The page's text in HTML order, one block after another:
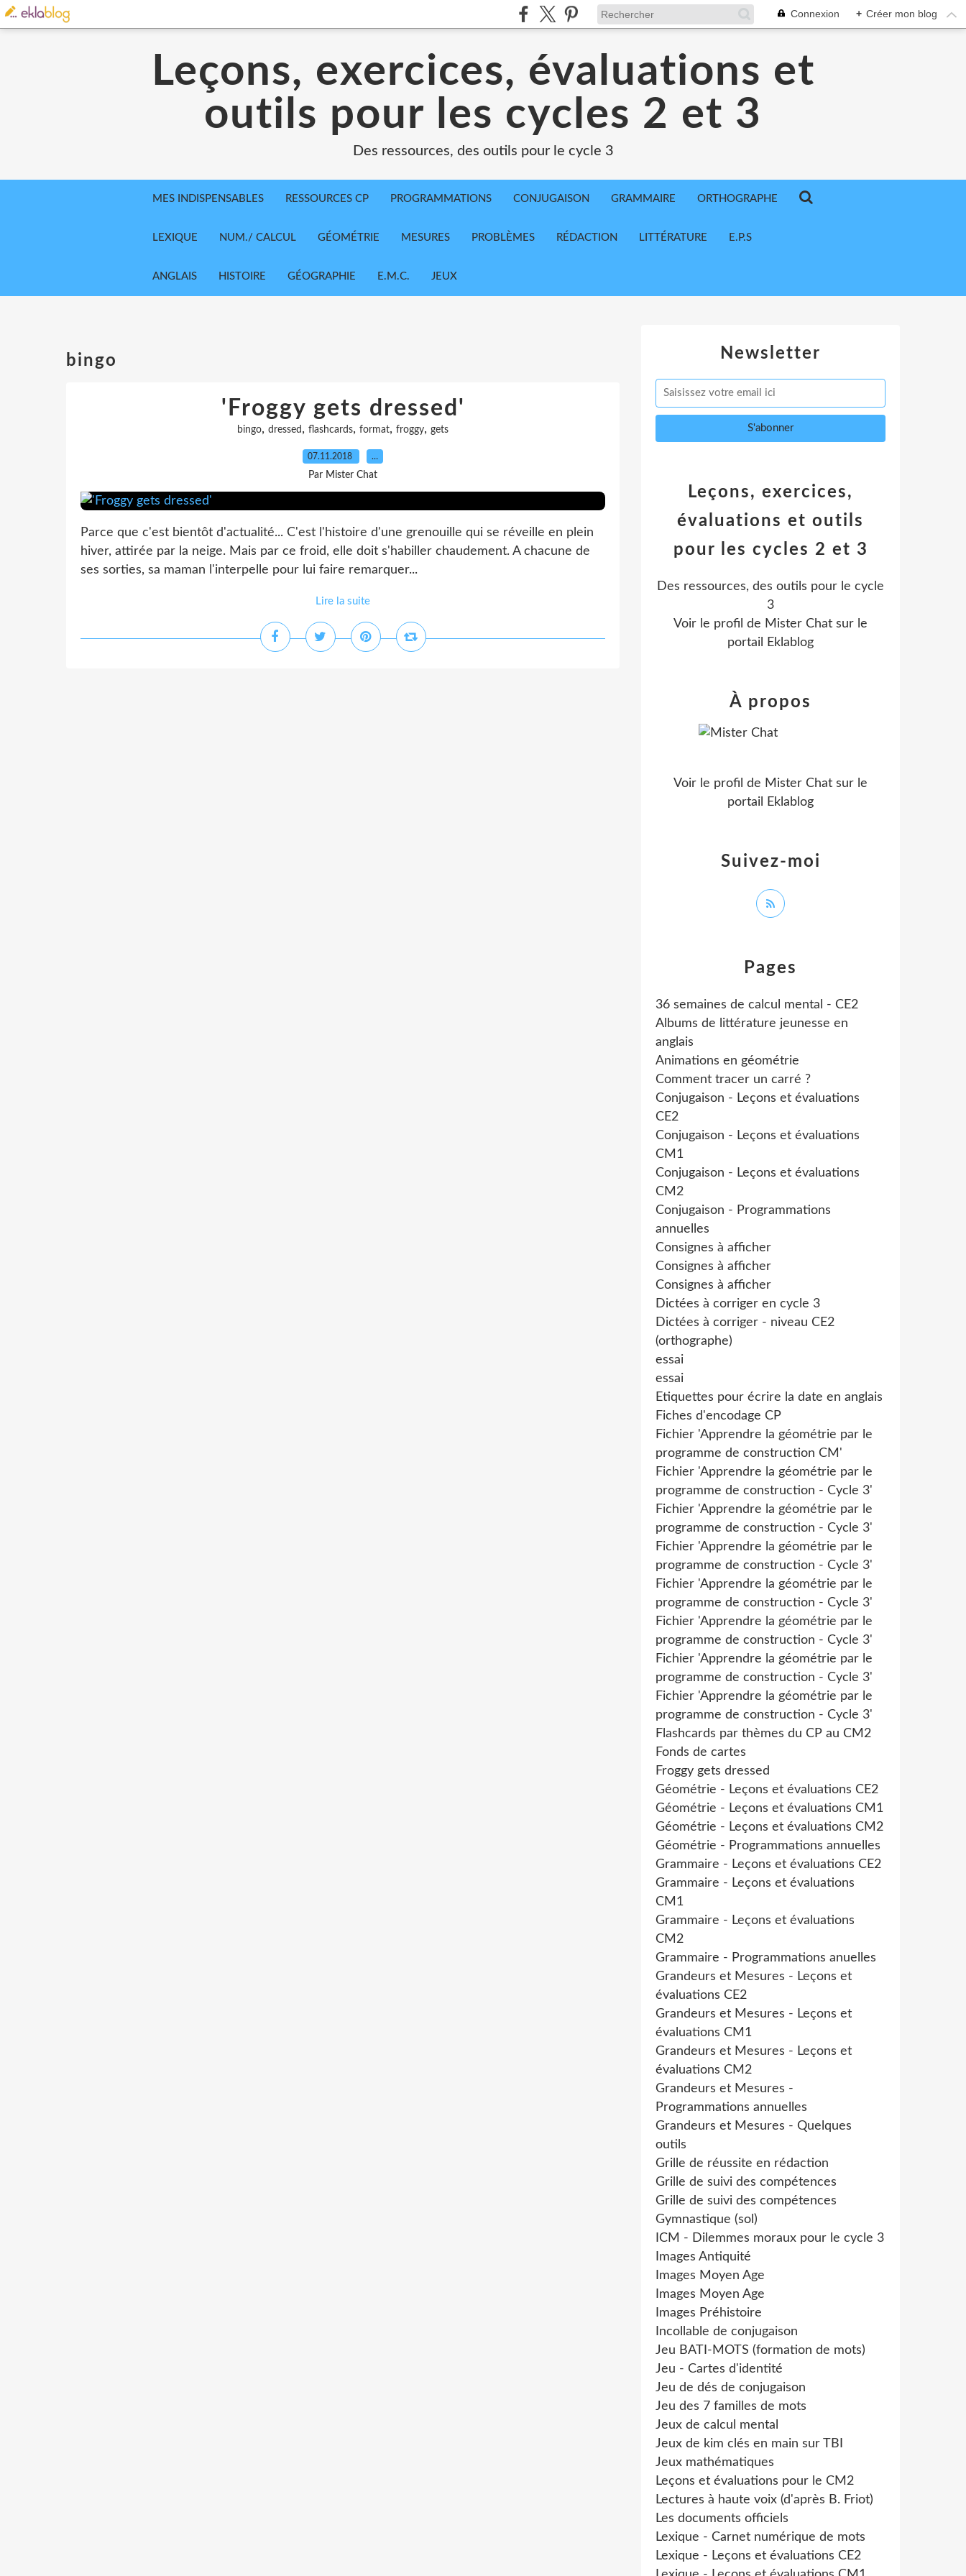
Connexion + Créer mon blog
Leçons, exercices, évaluations et
outils pour les cycles 2 et 3
Des ressources, des outils pour le cycle 3
MES INDISPENSABLES RESSOURCES CP PROGRAMMATIONS CONJUGAISON GRAMMAIRE ORTHOGRAPHE
LEXIQUE NUM./ CALCUL GÉOMÉTRIE MESURES PROBLÈMES RÉDACTION LITTÉRATURE E.P.S
ANGLAIS HISTOIRE GÉOGRAPHIE E.M.C. JEUX
bingo
'Froggy gets dressed'
bingo, dressed , flashcards, format, froggy, gets
07.11.2018 …
Par Mister Chat
Parce que c'est bientôt d'actualité... C'est l'histoire d'une grenouille qui se réveille en plein
hiver, attirée par la neige. Mais par ce froid, elle doit s'habiller chaudement. A chacune de
ses sorties, sa maman l'interpelle pour lui faire remarquer...
Lire la suite
Newsletter
Pages
36 semaines de calcul mental - CE2
Albums de littérature jeunesse en
anglais
Animations en géométrie
Comment tracer un carré ?
Conjugaison - Leçons et évaluations
CE2
Conjugaison - Leçons et évaluations
CM1
Conjugaison - Leçons et évaluations
CM2
Conjugaison - Programmations
annuelles
Consignes à afficher
Consignes à afficher
Consignes à afficher
Dictées à corriger en cycle 3
Dictées à corriger - niveau CE2
(orthographe)
essai
essai
Etiquettes pour écrire la date en anglais
Fiches d'encodage CP
Fichier 'Apprendre la géométrie par le
programme de construction CM'
Fichier 'Apprendre la géométrie par le
programme de construction - Cycle 3'
Fichier 'Apprendre la géométrie par le
programme de construction - Cycle 3'
Fichier 'Apprendre la géométrie par le
programme de construction - Cycle 3'
Fichier 'Apprendre la géométrie par le
programme de construction - Cycle 3'
Fichier 'Apprendre la géométrie par le
programme de construction - Cycle 3'
Fichier 'Apprendre la géométrie par le
programme de construction - Cycle 3'
Fichier 'Apprendre la géométrie par le
programme de construction - Cycle 3'
Flashcards par thèmes du CP au CM2
Fonds de cartes
Froggy gets dressed
Géométrie - Leçons et évaluations CE2
Géométrie - Leçons et évaluations CM1
Géométrie - Leçons et évaluations CM2
Géométrie - Programmations annuelles
Grammaire - Leçons et évaluations CE2
Grammaire - Leçons et évaluations
CM1
Grammaire - Leçons et évaluations
CM2
Grammaire - Programmations anuelles
Grandeurs et Mesures - Leçons et
évaluations CE2
Grandeurs et Mesures - Leçons et
évaluations CM1
Grandeurs et Mesures - Leçons et
évaluations CM2
Grandeurs et Mesures -
Programmations annuelles
Grandeurs et Mesures - Quelques
outils
Grille de réussite en rédaction
Grille de suivi des compétences
Grille de suivi des compétences
Gymnastique (sol)
ICM - Dilemmes moraux pour le cycle 3
Images Antiquité
Images Moyen Age
Images Moyen Age
Images Préhistoire
Incollable de conjugaison
Jeu BATI-MOTS (formation de mots)
Jeu - Cartes d'identité
Jeu de dés de conjugaison
Jeu des 7 familles de mots
Jeux de calcul mental
Jeux de kim clés en main sur TBI
Jeux mathématiques
Leçons et évaluations pour le CM2
Lectures à haute voix (d'après B. Friot)
Les documents officiels
Lexique - Carnet numérique de mots
Lexique - Leçons et évaluations CE2
Leçons, exercices,
évaluations et outils
pour les cycles 2 et 3
Des ressources, des outils pour le cycle
3
Voir le profil de Mister Chat sur le
portail Eklablog
Suivez-moi
À propos
Voir le profil de Mister Chat sur le
portail Eklablog